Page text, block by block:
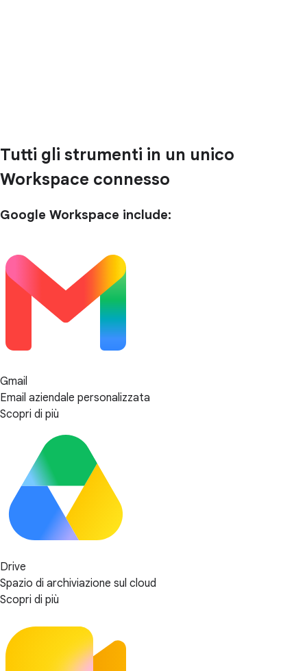
Tutti gli strumenti in un unico
Workspace connesso
Google Workspace include:
Gmail
Email aziendale personalizzata
Scopri di più
Drive
Spazio di archiviazione sul cloud
Scopri di più